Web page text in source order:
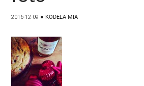
2016-12-09 ● KODELA MIA